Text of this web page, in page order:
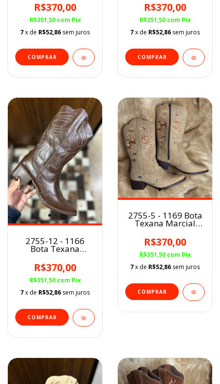
Conhaque BF
R$370,00
R$351,50 com Pix
7x de R$52,86 sem juros
COMPRAR
Preta/Aplicações BF
R$370,00
R$351,50 com Pix
7x de R$52,86 sem juros
COMPRAR
2755-12 - 1166
Bota Texana
BF
R$370,00
R$351,50 com Pix
7x de R$52,86 sem juros
COMPRAR
2755-5 - 1169 Bota
Texana Marcial
Mel/Areia/Floral BF
R$370,00
R$351,50 com Pix
7x de R$52,86 sem juros
COMPRAR